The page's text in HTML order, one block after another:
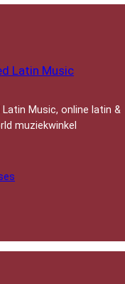
Latin Music
Music, online latin &
muziekwinkel